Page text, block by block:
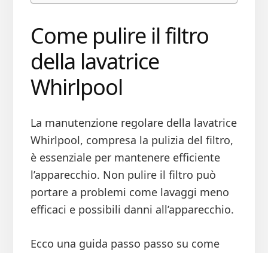
Come pulire il filtro
della lavatrice
Whirlpool
La manutenzione regolare della lavatrice
Whirlpool, compresa la pulizia del filtro,
è essenziale per mantenere efficiente
l’apparecchio. Non pulire il filtro può
portare a problemi come lavaggi meno
efficaci e possibili danni all’apparecchio.
Ecco una guida passo passo su come